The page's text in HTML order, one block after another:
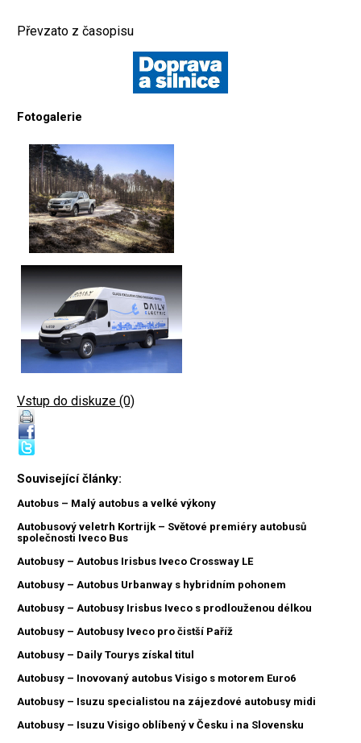
Převzato z časopisu
Fotogalerie
Vstup do diskuze (0)
Související články:
Autobus – Malý autobus a velké výkony
Autobusový veletrh Kortrijk – Světové premiéry autobusů
společnosti Iveco Bus
Autobusy – Autobus Irisbus Iveco Crossway LE
Autobusy – Autobus Urbanway s hybridním pohonem
Autobusy – Autobusy Irisbus Iveco s prodlouženou délkou
Autobusy – Autobusy Iveco pro čistší Paříž
Autobusy – Daily Tourys získal titul
Autobusy – Inovovaný autobus Visigo s motorem Euro6
Autobusy – Isuzu specialistou na zájezdové autobusy midi
Autobusy – Isuzu Visigo oblíbený v Česku i na Slovensku